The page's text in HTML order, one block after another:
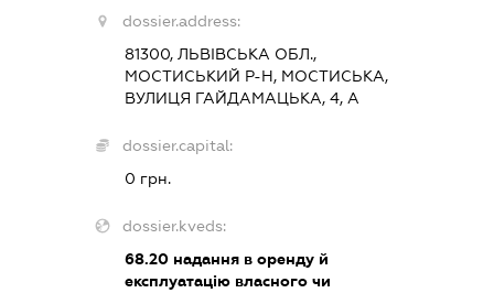
dossier.address:
81300, ЛЬВІВСЬКА ОБЛ.,
МОСТИСЬКИЙ Р-Н, МОСТИСЬКА,
ВУЛИЦЯ ГАЙДАМАЦЬКА, 4, А
dossier.capital:
0 грн.
dossier.kveds:
68.20надання в оренду й
експлуатацію власного чи